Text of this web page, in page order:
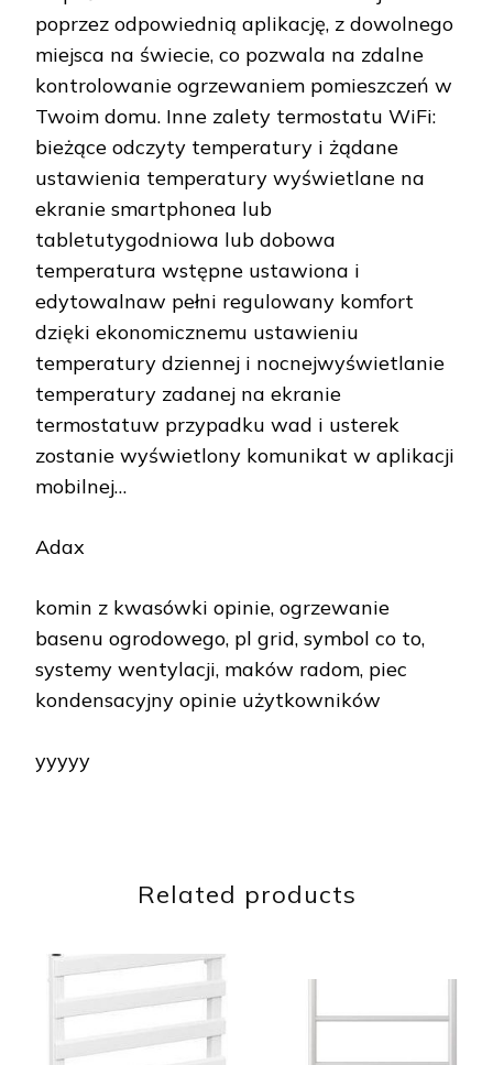
poprzez odpowiednią aplikację, z dowolnego
miejsca na świecie, co pozwala na zdalne
kontrolowanie ogrzewaniem pomieszczeń w
Twoim domu. Inne zalety termostatu WiFi:
bieżące odczyty temperatury i żądane
ustawienia temperatury wyświetlane na
ekranie smartphonea lub
tabletutygodniowa lub dobowa
temperatura wstępne ustawiona i
edytowalnaw pełni regulowany komfort
dzięki ekonomicznemu ustawieniu
temperatury dziennej i nocnejwyświetlanie
temperatury zadanej na ekranie
termostatuw przypadku wad i usterek
zostanie wyświetlony komunikat w aplikacji
mobilnej…
Adax
komin z kwasówki opinie, ogrzewanie
basenu ogrodowego, pl grid, symbol co to,
systemy wentylacji, maków radom, piec
kondensacyjny opinie użytkowników
yyyyy
Related products